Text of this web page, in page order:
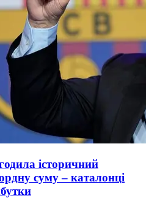
історичний
суму – каталонці